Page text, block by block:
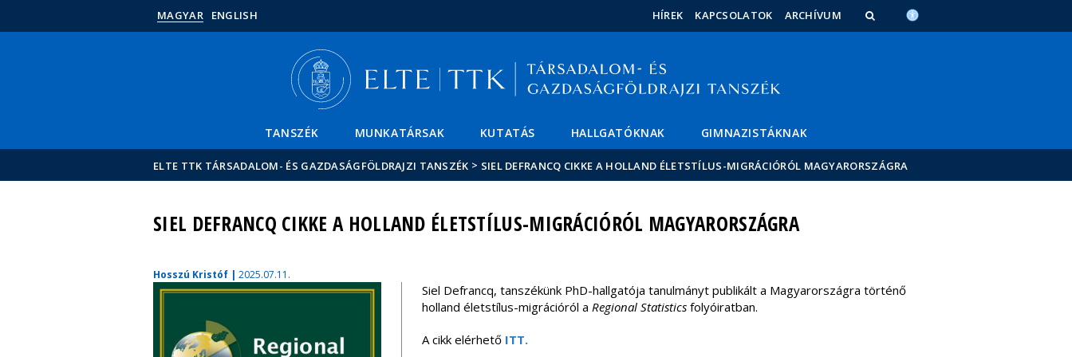
MAGYAR ENGLISH HÍREK KAPCSOLATOK ARCHÍVUM
TANSZÉK MUNKATÁRSAK KUTATÁS HALLGATÓKNAK GIMNAZISTÁKNAK
ELTE TTK TÁRSADALOM- ÉS GAZDASÁGFÖLDRAJZI TANSZÉK > SIEL DEFRANCQ CIKKE A HOLLAND ÉLETSTÍLUS-MIGRÁCIÓRÓL MAGYARORSZÁGRA
SIEL DEFRANCQ CIKKE A HOLLAND ÉLETSTÍLUS-MIGRÁCIÓRÓL MAGYARORSZÁGRA
Hosszú Kristóf | 2025.07.11.
Siel Defrancq, tanszékünk PhD-hallgatója tanulmányt publikált a Magyarországra történő
holland életstílus-migrációról a Regional Statisticsfolyóiratban.
A cikk elérhető ITT.